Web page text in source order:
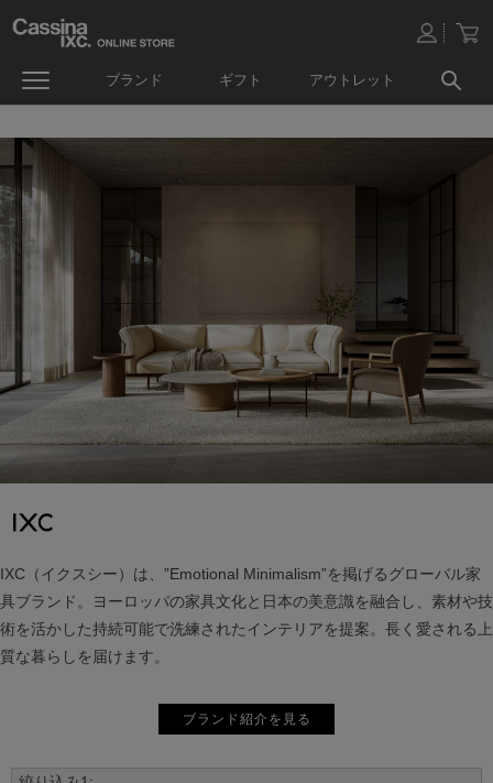
ブランド ギフト アウトレット
IXC（イクスシー）は、”Emotional Minimalism”を掲げるグローバル家
具ブランド。ヨーロッパの家具文化と日本の美意識を融合し、素材や技
術を活かした持続可能で洗練されたインテリアを提案。長く愛される上
質な暮らしを届けます。
ブランド紹介を見る